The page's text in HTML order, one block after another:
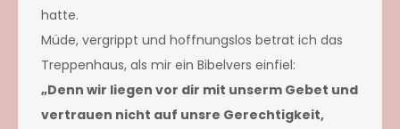
hatte.
Müde, vergrippt und hoffnungslos betrat ich das
Treppenhaus, als mir ein Bibelvers einfiel:
„Denn wir liegen vor dir mit unserm Gebet und
vertrauen nicht auf unsre Gerechtigkeit,